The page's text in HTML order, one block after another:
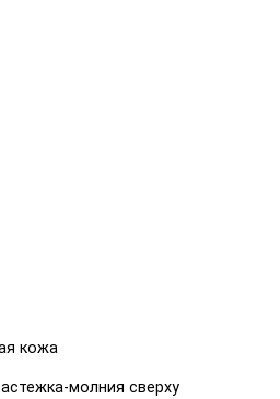
кожа
молния сверху